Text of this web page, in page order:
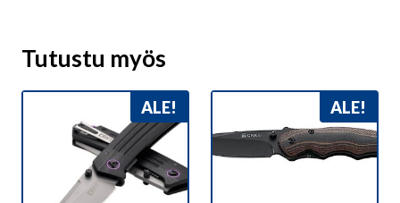
Tutustu myös
ALE! ALE!